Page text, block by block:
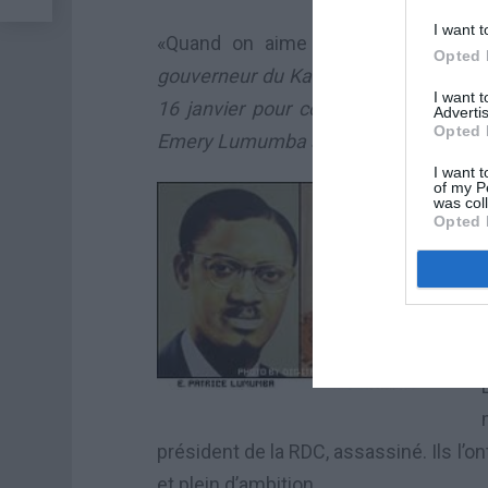
I want
Opted
I want
Opted
I want
of my
was
Opted
«Quand on aime le pays, on ne
gouverneur du Kasaï-Oriental au
16 janvier pour commémorer
Emery Lumumba à la cathédrale de
président de la RDC, assassiné. Ils